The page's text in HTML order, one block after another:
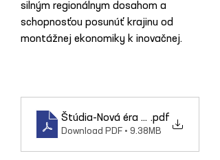
silným regionálnym dosahom a
schopnosťou posunúť krajinu od
montážnej ekonomiky k inovačnej.
Štúdia-Nová éra tepla a
.pdf
Download PDF • 9.38MB